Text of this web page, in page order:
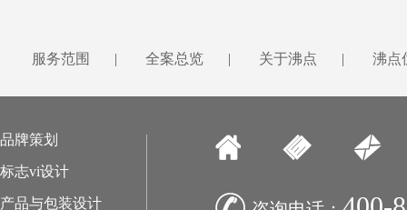
服务范围 | 全案总览 | 关于沸点 | 沸点
品牌策划
标志vi设计
产品与包装设计